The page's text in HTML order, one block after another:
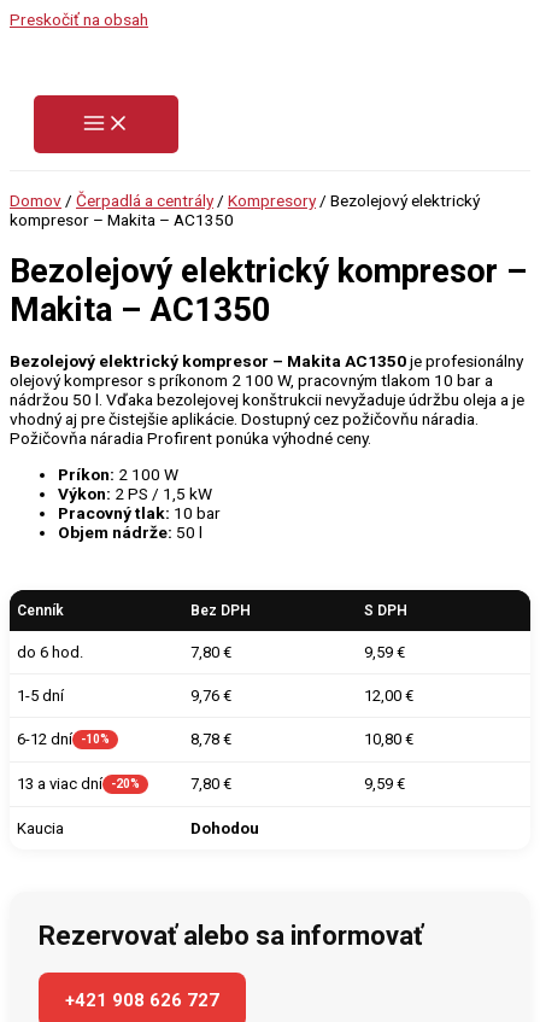
Preskočiť na obsah
Domov/ Čerpadlá a centrály/ Kompresory/ Bezolejový elektrický
kompresor – Makita – AC1350
Bezolejový elektrický kompresor –
Makita – AC1350
Bezolejový elektrický kompresor – Makita AC1350je profesionálny
olejový kompresor s príkonom 2 100 W, pracovným tlakom 10 bar a
nádržou 50 l. Vďaka bezolejovej konštrukcii nevyžaduje údržbu oleja a je
vhodný aj pre čistejšie aplikácie. Dostupný cez požičovňu náradia.
Požičovňa náradia Profirent ponúka výhodné ceny.
Príkon: 2 100 W
Výkon: 2 PS / 1,5 kW
Pracovný tlak: 10 bar
Objem nádrže: 50 l
Cenník Bez DPH S DPH
do 6 hod. 7,80 € 9,59 €
1-5 dní 9,76 € 12,00 €
6-12 dní -10% 8,78 € 10,80 €
13 a viac dní -20% 7,80 € 9,59 €
Kaucia Dohodou
Rezervovať alebo sa informovať
+421 908 626 727